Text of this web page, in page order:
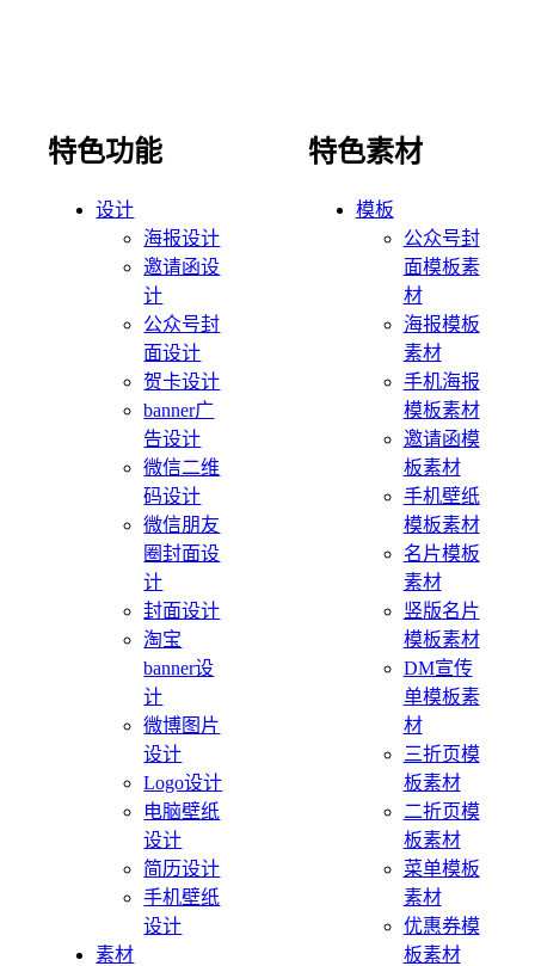
特色功能
设计
海报设计
邀请函设
计
公众号封
面设计
贺卡设计
banner广
告设计
微信二维
码设计
微信朋友
圈封面设
计
封面设计
淘宝
banner设
计
微博图片
设计
Logo设计
电脑壁纸
设计
简历设计
手机壁纸
设计
素材
特色素材
模板
公众号封
面模板素
材
海报模板
素材
手机海报
模板素材
邀请函模
板素材
手机壁纸
模板素材
名片模板
素材
竖版名片
模板素材
DM宣传
单模板素
材
三折页模
板素材
二折页模
板素材
菜单模板
素材
优惠券模
板素材